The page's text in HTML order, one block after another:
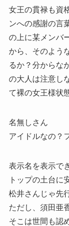
女王の貫禄も資
ンへの感謝の言
の上に某メンバ
から、そのよう
るか？分からな
の大人は注意し
て裸の女王様状
名無しさん
アイドルなの？
表示名を表示で
トップの土台に
松井さんじゃ先
ただし、須田亜
そこは世間も認